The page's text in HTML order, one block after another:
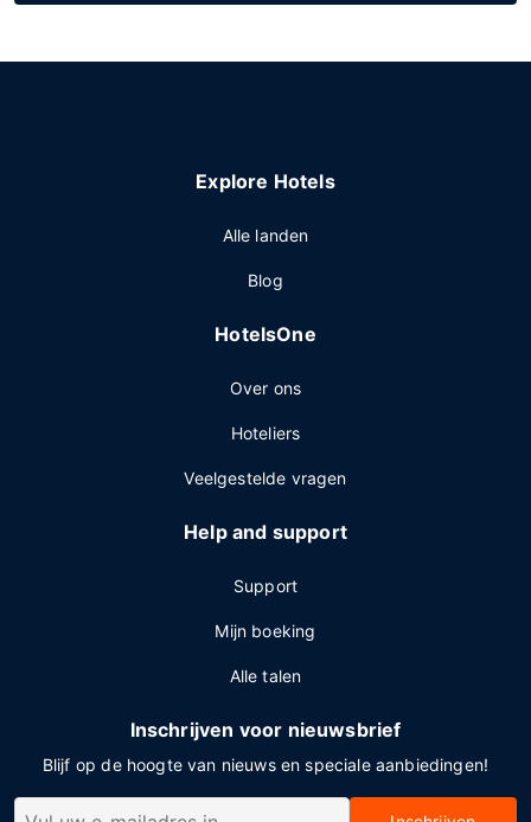
Explore Hotels
Alle landen
Blog
HotelsOne
Over ons
Hoteliers
Veelgestelde vragen
Help and support
Support
Mijn boeking
Alle talen
Inschrijven voor nieuwsbrief
Blijf op de hoogte van nieuws en speciale aanbiedingen!